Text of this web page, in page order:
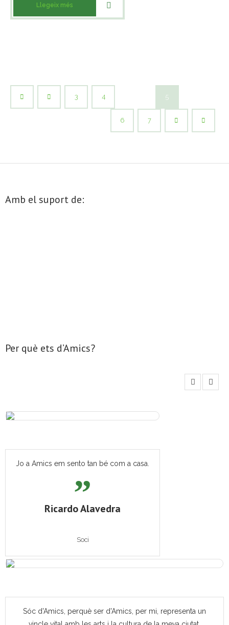
Llegeix més
3 4 5
6 7
Amb el suport de:
Per què ets d’Amics?
Jo a Amics em sento tan bé com a casa.
Ricardo Alavedra
Soci
Sóc d'Amics, perquè ser d'Amics, per mi, representa un